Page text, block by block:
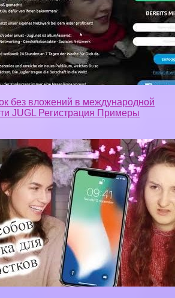
без вложений в международной
JUGL Регистрация Примеры